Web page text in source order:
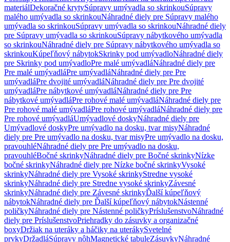
materiálDekoračné krytySúpravy umývadla so skrinkouSúpravy
malého umývadla so skrinkouNáhradné diely pre Súpravy malého
umývadla so skrinkouSúpravy umývadla so skrinkouNáhradné diely
pre Súpravy umývadla so skrinkouSúpravy nábytkového umývadla
so skrinkouNáhradné diely pre Súpravy nábytkového umývadla so
skrinkouKúpeľňový nábytokSkrinky pod umývadloNáhradné diely
pre Skrinky pod umývadloPre malé umývadláNáhradné diely pre
Pre malé umývadláPre umývadláNáhradné diely pre Pre
umývadláPre dvojité umývadláNáhradné diely pre Pre dvojité
umývadláPre nábytkové umývadláNáhradné diely pre Pre
nábytkové umývadláPre rohové malé umývadláNáhradné diely pre
Pre rohové malé umývadláPre rohové umývadláNáhradné diely pre
Pre rohové umývadláUmývadlové doskyNáhradné diely pre
Umývadlové doskyPre umývadlo na dosku, tvar misyNáhradné
diely pre Pre umývadlo na dosku, tvar misyPre umývadlo na dosku,
pravouhléNáhradné diely pre Pre umývadlo na dosku,
pravouhléBočné skrinkyNáhradné diely pre Bočné skrinkyNízke
bočné skrinkyNáhradné diely pre Nízke bočné skrinkyVysoké
skrinkyNáhradné diely pre Vysoké skrinkyStredne vysoké
skrinkyNáhradné diely pre Stredne vysoké skrinkyZávesné
skrinkyNáhradné diely pre Závesné skrinkyĎalší kúpeľňový
nábytokNáhradné diely pre Ďalší kúpeľňový nábytokNástenné
poličkyNáhradné diely pre Nástenné poličkyPríslušenstvoNáhradné
diely pre PríslušenstvoPriehradky do zásuvky a organizačné
boxyDržiak na uteráky a háčiky na uterákySvetelné
prvkyDržadláSúpravy nôhMagnetické tabuleZásuvkyNáhradné